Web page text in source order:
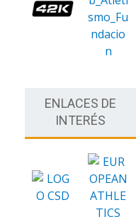
ENLACES DE
INTERÉS